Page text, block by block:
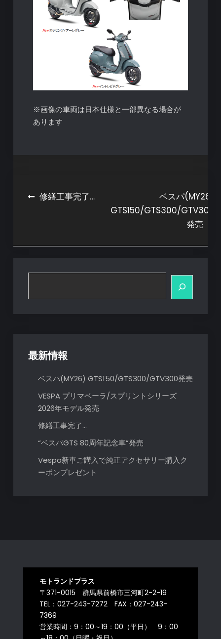
※画像の車両は日本仕様と一部異なる場合が
あります
投
ビ
シ
修繕工事完了…
ベスパ(MY26)
GTS150/GTS300/GTV300
発売
最新情報
ベスパ(MY26) GTS150/GTS300/GTV300発売
VESPA プリマベーラ/スプリントシリーズ
2026年モデル発売
修繕工事完了…
“ベスパGTS 80周年記念車”発売
Vespa新車ご購入で純正アクセサリー購入ク
ーポンプレゼント
モトランドプラス
〒371-0015 群馬県前橋市三河町2-2-19
TEL：027-243-7272 FAX：027-243-
7369
営業時間：9：00～19：00（平日） 9：00